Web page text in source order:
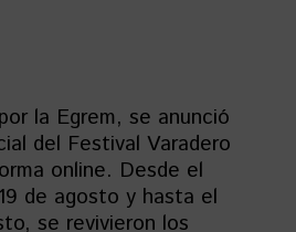
la Egrem, se anunció
del Festival Varadero
online. Desde el
de agosto y hasta el
se revivieron los